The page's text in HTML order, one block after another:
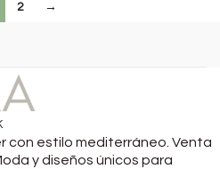
2 →
con estilo mediterráneo. Venta
y diseños únicos para